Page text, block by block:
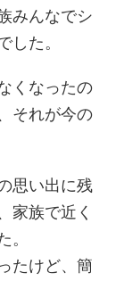
みんなでシ
した。
くなったの
それが今の
思い出に残
家族で近く
。
たけど、簡